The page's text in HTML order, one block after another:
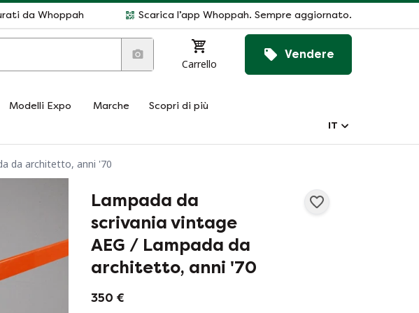
da Whoppah Scarica l’app Whoppah. Sempre aggiornato.
Carrello
Vendere
Modelli Expo Marche
Scopri di più
IT
da architetto, anni '70
Lampada da
scrivania vintage
AEG / Lampada da
architetto, anni '70
350 €